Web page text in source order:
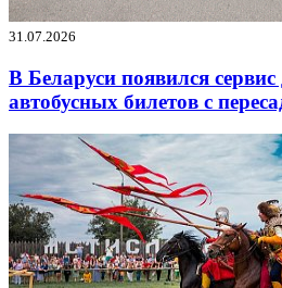
31.07.2026
В Беларуси появился
автобусных билетов с